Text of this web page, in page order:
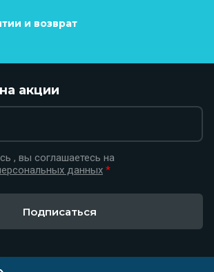
и возврат
акции
, вы соглашаетесь на
данных *
Подписаться